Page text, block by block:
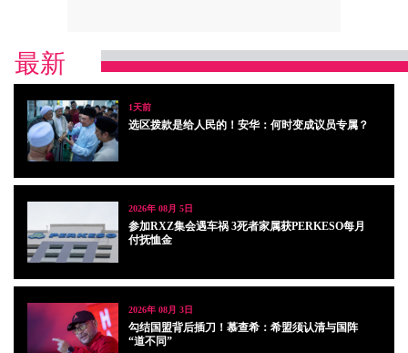
最新
1天前
选区拨款是给人民的！安华：何时变成议员专属？
2026年 08月 5日
参加RXZ集会遇车祸 3死者家属获PERKESO每月
付抚恤金
2026年 08月 3日
勾结国盟背后插刀！慕查希：希盟须认清与国阵
“道不同”